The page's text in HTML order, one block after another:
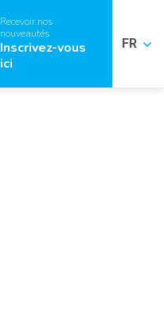
Recevoir nos
nouveautés
Inscrivez-vous
ici
FR